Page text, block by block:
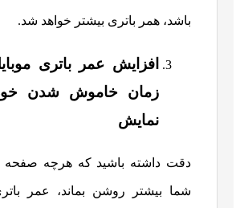
باشد، همر باتری بیشتر خواهد شد.
افزایش عمر باتری
زمان خاموش شدن
نمایش
دقت داشته باشید که هرچه
شما بیشتر روشن بماند، عمر